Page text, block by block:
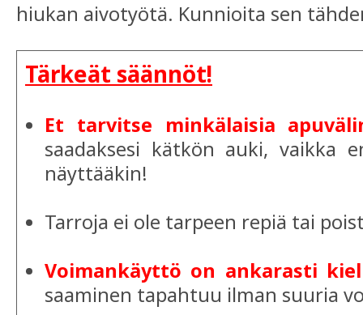
hiukan aivotyötä. Kunnioita sen
Tärkeät säännöt!
Et tarvitse minkälaisia
saadaksesi kätkön auki, vaikka
näyttääkin!
Tarroja ei ole tarpeen repiä tai
Voimankäyttö on ankarasti
saaminen tapahtuu ilman suuria